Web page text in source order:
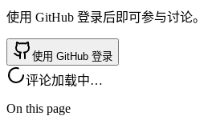
使用 GitHub 登录后即可参与讨论。
使用 GitHub 登录
评论加载中…
On this page